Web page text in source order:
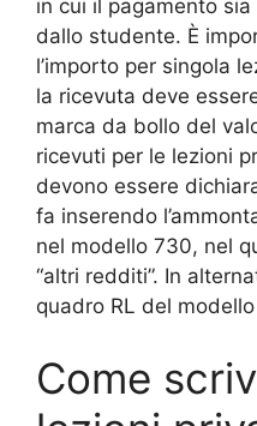
in cui il pagamento
dallo studente. È
l’importo per singola
la ricevuta deve
marca da bollo del
ricevuti per le lezioni
devono essere
fa inserendo
nel modello 730, nel
“altri redditi”. In
quadro RL del
Come